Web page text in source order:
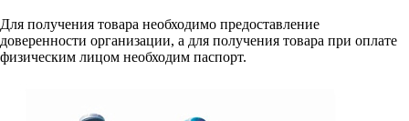
Для получения товара необходимо предоставление
доверенности организации, а для получения товара при оплате
физическим лицом необходим паспорт.